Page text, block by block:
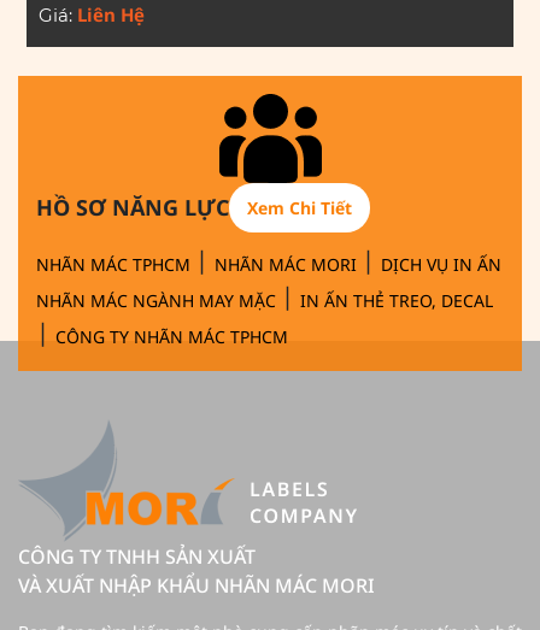
Giá: Liên Hệ
HỒ SƠ NĂNG LỰC Xem Chi Tiết
NHÃN MÁC TPHCM | NHÃN MÁC MORI | DỊCH VỤ IN ẤN
NHÃN MÁC NGÀNH MAY MẶC | IN ẤN THẺ TREO, DECAL
| CÔNG TY NHÃN MÁC TPHCM
CÔNG TY TNHH SẢN XUẤT
VÀ XUẤT NHẬP KHẨU NHÃN MÁC MORI